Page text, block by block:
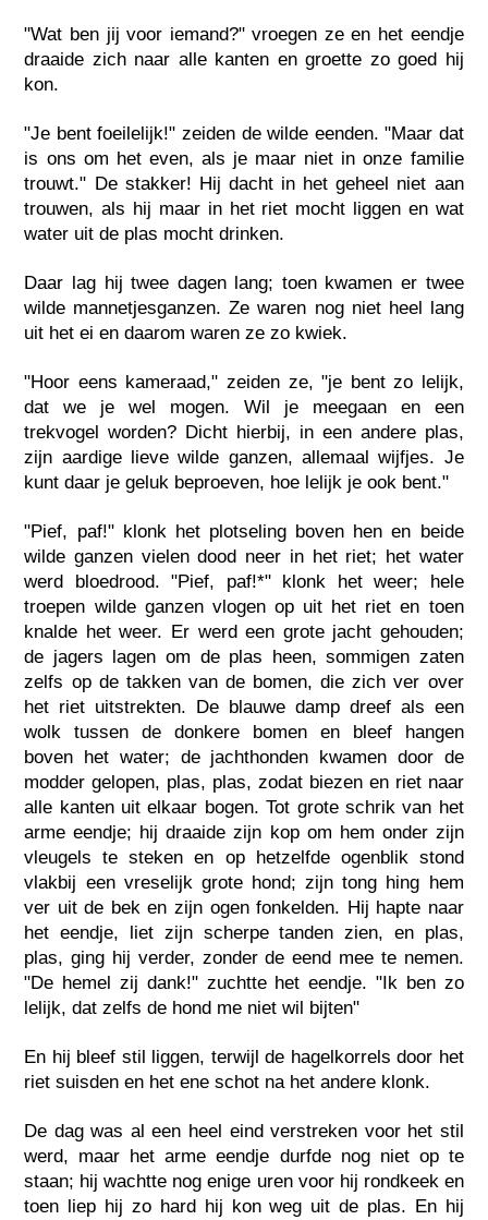
"Wat ben jij voor iemand?" vroegen ze en het eendje
draaide zich naar alle kanten en groette zo goed hij
kon.
"Je bent foeilelijk!" zeiden de wilde eenden. "Maar dat
is ons om het even, als je maar niet in onze familie
trouwt." De stakker! Hij dacht in het geheel niet aan
trouwen, als hij maar in het riet mocht liggen en wat
water uit de plas mocht drinken.
Daar lag hij twee dagen lang; toen kwamen er twee
wilde mannetjesganzen. Ze waren nog niet heel lang
uit het ei en daarom waren ze zo kwiek.
"Hoor eens kameraad," zeiden ze, "je bent zo lelijk,
dat we je wel mogen. Wil je meegaan en een
trekvogel worden? Dicht hierbij, in een andere plas,
zijn aardige lieve wilde ganzen, allemaal wijfjes. Je
kunt daar je geluk beproeven, hoe lelijk je ook bent."
"Pief, paf!" klonk het plotseling boven hen en beide
wilde ganzen vielen dood neer in het riet; het water
werd bloedrood. "Pief, paf!*" klonk het weer; hele
troepen wilde ganzen vlogen op uit het riet en toen
knalde het weer. Er werd een grote jacht gehouden;
de jagers lagen om de plas heen, sommigen zaten
zelfs op de takken van de bomen, die zich ver over
het riet uitstrekten. De blauwe damp dreef als een
wolk tussen de donkere bomen en bleef hangen
boven het water; de jachthonden kwamen door de
modder gelopen, plas, plas, zodat biezen en riet naar
alle kanten uit elkaar bogen. Tot grote schrik van het
arme eendje; hij draaide zijn kop om hem onder zijn
vleugels te steken en op hetzelfde ogenblik stond
vlakbij een vreselijk grote hond; zijn tong hing hem
ver uit de bek en zijn ogen fonkelden. Hij hapte naar
het eendje, liet zijn scherpe tanden zien, en plas,
plas, ging hij verder, zonder de eend mee te nemen.
"De hemel zij dank!" zuchtte het eendje. "Ik ben zo
lelijk, dat zelfs de hond me niet wil bijten"
En hij bleef stil liggen, terwijl de hagelkorrels door het
riet suisden en het ene schot na het andere klonk.
De dag was al een heel eind verstreken voor het stil
werd, maar het arme eendje durfde nog niet op te
staan; hij wachtte nog enige uren voor hij rondkeek en
toen liep hij zo hard hij kon weg uit de plas. En hij